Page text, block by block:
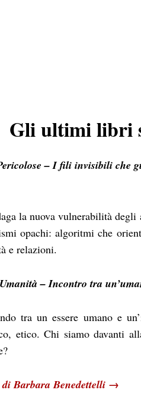
Gli ultimi libri
– I fili invisibili che
la nuova vulnerabilità
opachi: algoritmi che
e relazioni.
– Incontro tra
tra un essere umano e
etico. Chi siamo davanti
Barbara Benedettelli →